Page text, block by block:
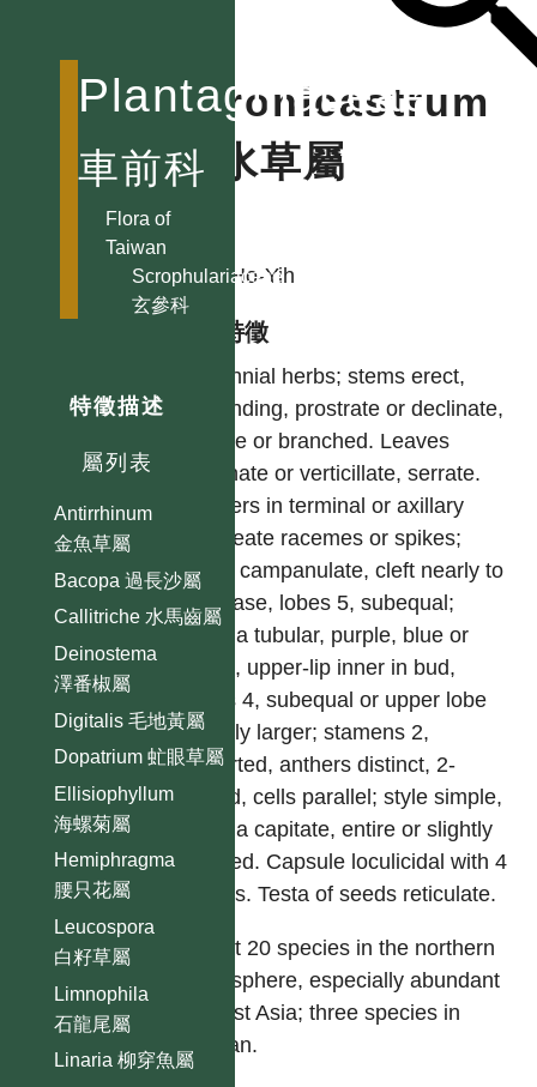
Plantaginaceae
車前科
Flora of
Taiwan
Scrophulariaceae
玄參科
特徵描述
屬列表
Antirrhinum
金魚草屬
Bacopa 過長沙屬
Callitriche 水馬齒屬
Deinostema
澤番椒屬
Digitalis 毛地黃屬
Dopatrium 虻眼草屬
Ellisiophyllum
海螺菊屬
Hemiphragma
腰只花屬
Leucospora
白籽草屬
Limnophila
石龍尾屬
Linaria 柳穿魚屬
Veronicastrum
腹水草屬
LIU, Ho-Yih
型態特徵
Perennial herbs; stems erect,
ascending, prostrate or declinate,
simple or branched. Leaves
alternate or verticillate, serrate.
Flowers in terminal or axillary
bracteate racemes or spikes;
calyx campanulate, cleft nearly to
the base, lobes 5, subequal;
corolla tubular, purple, blue or
white, upper-lip inner in bud,
lobes 4, subequal or upper lobe
slightly larger; stamens 2,
exserted, anthers distinct, 2-
celled, cells parallel; style simple,
stigma capitate, entire or slightly
bilobed. Capsule loculicidal with 4
valves. Testa of seeds reticulate.
About 20 species in the northern
hemisphere, especially abundant
in East Asia; three species in
Taiwan.